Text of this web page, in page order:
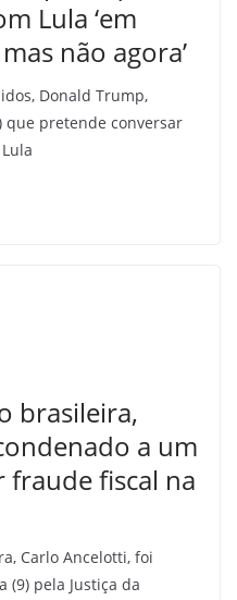
Lula ‘em
não agora’
Donald Trump,
que pretende conversar
brasileira,
a um
fiscal na
Carlo Ancelotti, foi
pela Justiça da